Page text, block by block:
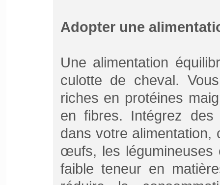
Adopter une
Une alimentation
culotte de cheval.
riches en protéines
en fibres. Intégrez
dans votre alimentation,
œufs, les légumineuses
faible teneur en